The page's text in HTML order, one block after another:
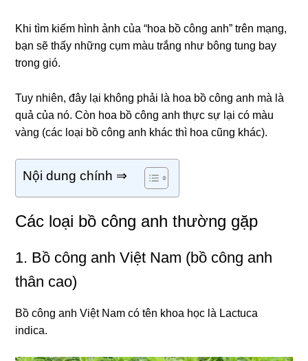
Khi tìm kiếm hình ảnh của “hoa bồ công anh” trên mạng,
bạn sẽ thấy những cụm màu trắng như bông tung bay
trong gió.
Tuy nhiên, đây lại không phải là hoa bồ công anh mà là
quả của nó. Còn hoa bồ công anh thực sự lại có màu
vàng (các loại bồ công anh khác thì hoa cũng khác).
Nội dung chính ⇒
Các loại bồ công anh thường gặp
1. Bồ công anh Việt Nam (bồ công anh
thân cao)
Bồ công anh Việt Nam có tên khoa học là Lactuca
indica.